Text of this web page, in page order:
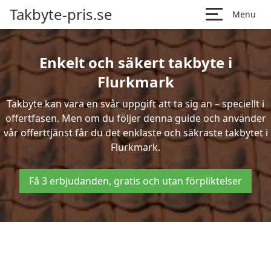
Takbyte-pris.se Menu
Enkelt och säkert takbyte i
Flurkmark
Takbyte kan vara en svår uppgift att ta sig an – speciellt i
offertfasen. Men om du följer denna guide och använder
vår offerttjänst får du det enklaste och säkraste takbytet i
Flurkmark.
Få 3 erbjudanden, gratis och utan förpliktelser